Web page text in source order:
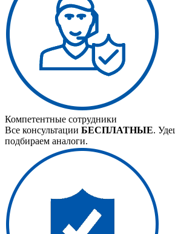
Компетентные сотрудники
Все консультации БЕСПЛАТНЫЕ.
подбираем аналоги.